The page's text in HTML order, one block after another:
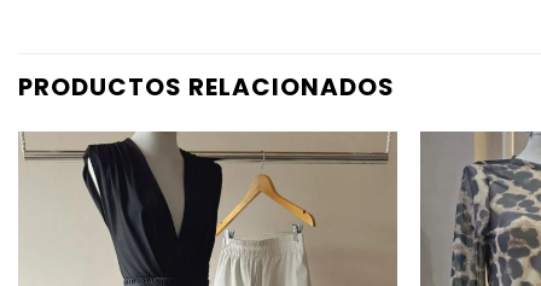
PRODUCTOS RELACIONADOS